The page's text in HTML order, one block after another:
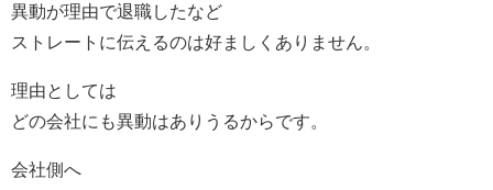
異動が理由で退職したなど
ストレートに伝えるのは好ましくありません。
理由としては
どの会社にも異動はありうるからです。
会社側へ